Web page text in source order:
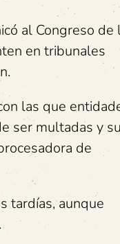
al Congreso de
en tribunales
las que
ser multadas y
de
tardías, aunque